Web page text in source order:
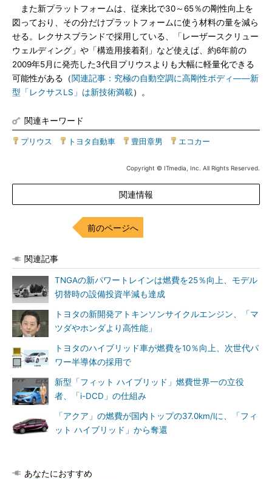
また新プラットフォームは、従来比で30～65％の剛性向上を
図っており、その分だけプラットフォームに使う材料の量を減ら
せる。レクサスブランドで採用している、「レーザースクリュー
ウェルディング」や「構造用接着剤」など使えば、約6年前の
2009年5月に発売した3代目プリウスよりも大幅に軽量化できる
可能性がある（関連記事：究極の自動空調に高剛性ボディ――新
型「レクサスLS」は新技術満載）。
関連キーワード
プリウス トヨタ自動車 豊田章男 エコカー
Copyright © ITmedia, Inc. All Rights Reserved.
関連情報
前のページへ
関連記事
TNGAの新パワートレインは燃費を25％向上、モデル
切替時の設備投資半減も達成
トヨタの新開発アトキンソンサイクルエンジン、「マ
ツダやホンダより高性能」
トヨタのハイブリッド車が燃費を10％向上、次世代パ
ワー半導体の採用で
新型「フィット ハイブリッド」燃費世界一の立役
者、「i-DCD」の仕組み
「アクア」の燃費が国内トップの37.0km/lに、「フィ
ット ハイブリッド」から奪還
あなたにおすすめ